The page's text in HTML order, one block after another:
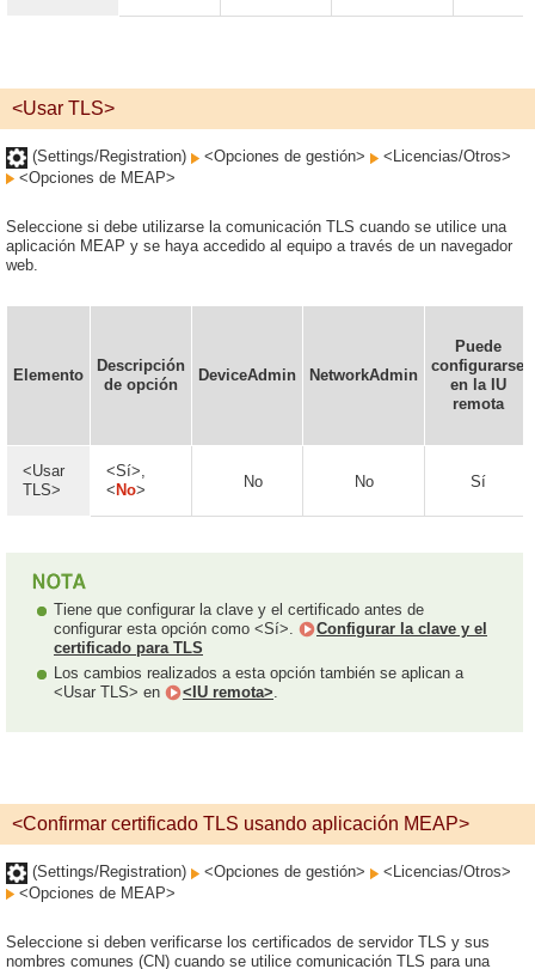
<Usar TLS>
(Settings/Registration) <Opciones de gestión>
<Licencias/Otros>
<Opciones de MEAP>
Seleccione si debe utilizarse la comunicación TLS cuando se utilice una
aplicación MEAP y se haya accedido al equipo a través de un navegador
web.
Elemento
Descripción
de opción
DeviceAdmin NetworkAdmin
Puede
configurarse
en la IU
remota
<Usar
TLS>
<Sí>,
< No> No No Sí
Tiene que configurar la clave y el certificado antes de
configurar esta opción como <Sí>.
Configurar la clave y el
certificado para TLS
Los cambios realizados a esta opción también se aplican a
<Usar TLS> en
<IU remota>.
<Confirmar certificado TLS usando aplicación MEAP>
(Settings/Registration) <Opciones de gestión>
<Licencias/Otros>
<Opciones de MEAP>
Seleccione si deben verificarse los certificados de servidor TLS y sus
nombres comunes (CN) cuando se utilice comunicación TLS para una